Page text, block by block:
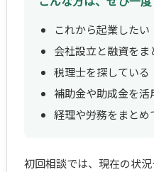
これから起業したい
会社設立と融資を
税理士を探している
補助金や助成金を活
経理や労務をまとめ
初回相談では、現在の状